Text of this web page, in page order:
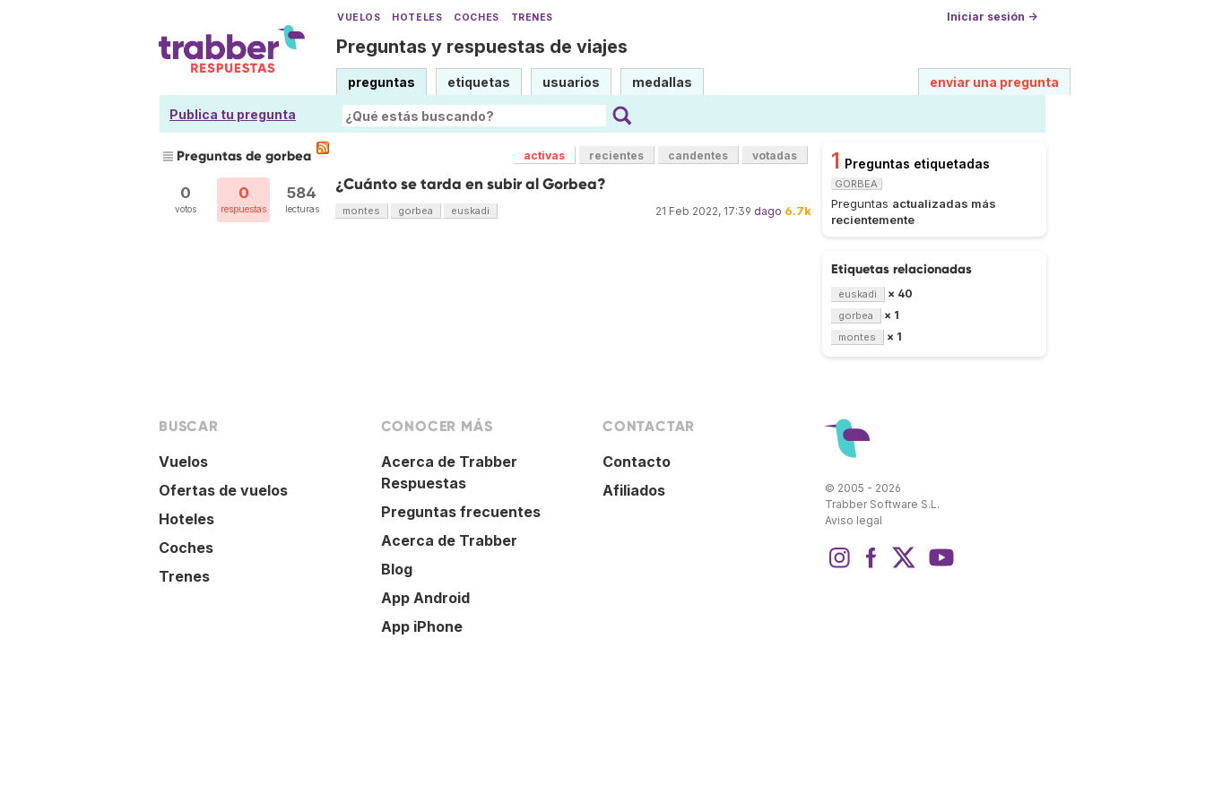
VUELOS HOTELES COCHES TRENES Iniciar sesión →
Preguntas y respuestas de viajes
preguntas etiquetas usuarios medallas enviar una pregunta
Publica tu pregunta
Preguntas de gorbea activas recientes candentes votadas
0
votos
0
respuestas
584
lecturas
¿Cuánto se tarda en subir al Gorbea?
21 Feb 2022, 17:39 dago 6.7k
montes gorbea euskadi
1 Preguntas etiquetadas
GORBEA
Preguntas actualizadas más
recientemente
Etiquetas relacionadas
euskadi × 40
gorbea × 1
montes × 1
BUSCAR
Vuelos
Ofertas de vuelos
Hoteles
Coches
Trenes
CONOCER MÁS
Acerca de Trabber
Respuestas
Preguntas frecuentes
Acerca de Trabber
Blog
App Android
App iPhone
CONTACTAR
Contacto
Afiliados
© 2005 - 2026
Trabber Software S.L.
Aviso legal